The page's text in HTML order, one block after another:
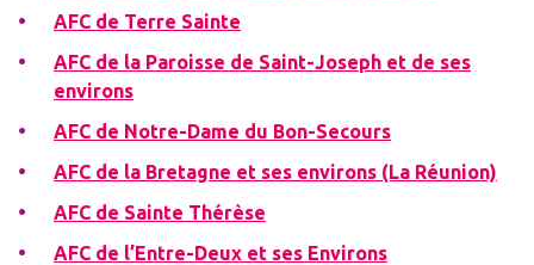
AFC de Terre Sainte
AFC de la Paroisse de Saint-Joseph et de ses
environs
AFC de Notre-Dame du Bon-Secours
AFC de la Bretagne et ses environs (La Réunion)
AFC de Sainte Thérèse
AFC de l’Entre-Deux et ses Environs